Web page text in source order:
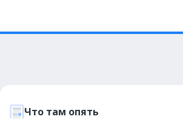
Что там опять